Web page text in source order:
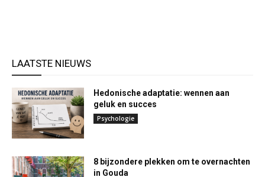
LAATSTE NIEUWS
Hedonische adaptatie: wennen aan
geluk en succes
Psychologie
8 bijzondere plekken om te overnachten
in Gouda